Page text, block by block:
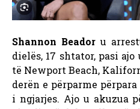
Shannon Beador u
dielës, 17 shtator, pasi
të Newport Beach,
derën e përparme
i ngjarjes. Ajo u akuzua